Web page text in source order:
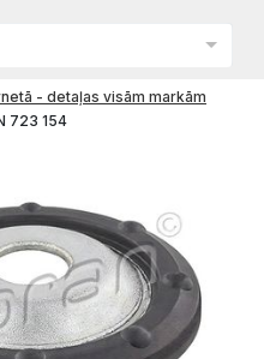
- detaļas visām markām
723 154